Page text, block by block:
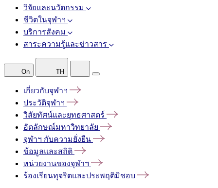
วิจัยและนวัตกรรม
ชีวิตในจุฬาฯ
บริการสังคม
สาระความรู้และข่าวสาร
On TH
เกี่ยวกับจุฬาฯ
ประวัติจุฬาฯ
วิสัยทัศน์และยุทธศาสตร์
อัตลักษณ์มหาวิทยาลัย
จุฬาฯ กับความยั่งยืน
ข้อมูลและสถิติ
หน่วยงานของจุฬาฯ
ร้องเรียนทุจริตและประพฤติมิชอบ